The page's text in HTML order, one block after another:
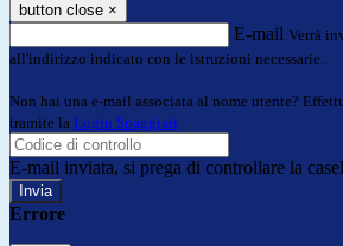
button close ×
E-mail Verrà
all'indirizzo indicato con le istruzioni necessarie.
Non hai una e-mail associata al nome utente?
tramite la Login Spaggiari
E-mail inviata, si prega di controllare la
Errore